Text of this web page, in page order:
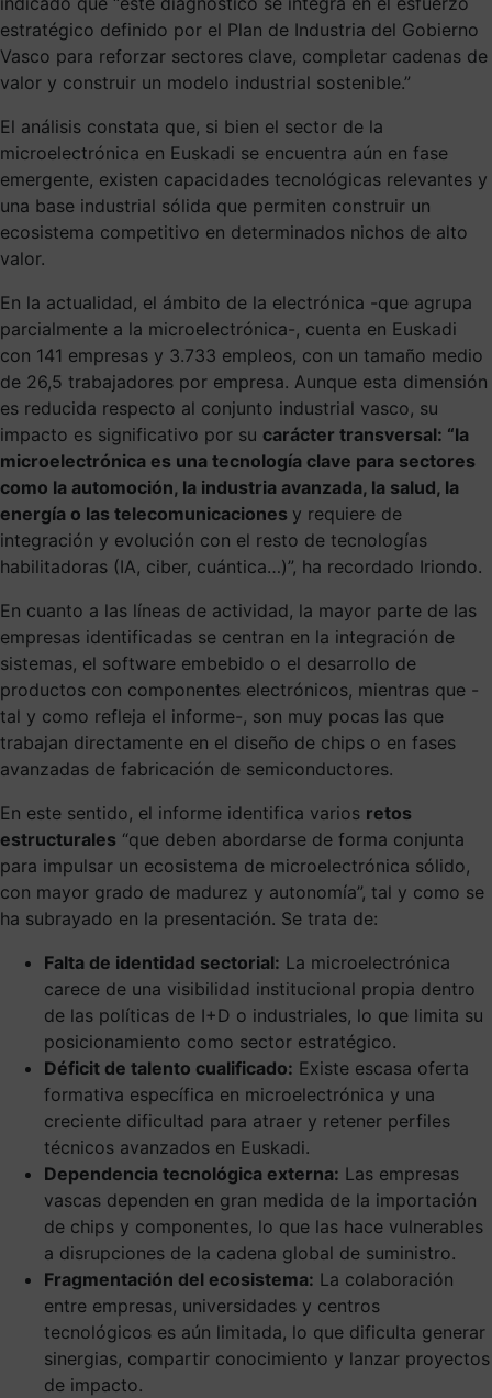
estratégico definido por el Plan de Industria del Gobierno
Vasco para reforzar sectores clave, completar cadenas de
valor y construir un modelo industrial sostenible.”
El análisis constata que, si bien el sector de la
microelectrónica en Euskadi se encuentra aún en fase
emergente, existen capacidades tecnológicas relevantes y
una base industrial sólida que permiten construir un
ecosistema competitivo en determinados nichos de alto
valor.
En la actualidad, el ámbito de la electrónica -que agrupa
parcialmente a la microelectrónica-, cuenta en Euskadi
con 141 empresas y 3.733 empleos, con un tamaño medio
de 26,5 trabajadores por empresa. Aunque esta dimensión
es reducida respecto al conjunto industrial vasco, su
impacto es significativo por su carácter transversal: “la
microelectrónica es una tecnología clave para sectores
como la automoción, la industria avanzada, la salud, la
energía o las telecomunicaciones y requiere de
integración y evolución con el resto de tecnologías
habilitadoras (IA, ciber, cuántica…)”, ha recordado Iriondo.
En cuanto a las líneas de actividad, la mayor parte de las
empresas identificadas se centran en la integración de
sistemas, el software embebido o el desarrollo de
productos con componentes electrónicos, mientras que -
tal y como refleja el informe-, son muy pocas las que
trabajan directamente en el diseño de chips o en fases
avanzadas de fabricación de semiconductores.
En este sentido, el informe identifica varios retos
estructurales “que deben abordarse de forma conjunta
para impulsar un ecosistema de microelectrónica sólido,
con mayor grado de madurez y autonomía”, tal y como se
ha subrayado en la presentación. Se trata de:
Falta de identidad sectorial: La microelectrónica
carece de una visibilidad institucional propia dentro
de las políticas de I+D o industriales, lo que limita su
posicionamiento como sector estratégico.
Déficit de talento cualificado: Existe escasa oferta
formativa específica en microelectrónica y una
creciente dificultad para atraer y retener perfiles
técnicos avanzados en Euskadi.
Dependencia tecnológica externa: Las empresas
vascas dependen en gran medida de la importación
de chips y componentes, lo que las hace vulnerables
a disrupciones de la cadena global de suministro.
Fragmentación del ecosistema: La colaboración
entre empresas, universidades y centros
tecnológicos es aún limitada, lo que dificulta generar
sinergias, compartir conocimiento y lanzar proyectos
de impacto.